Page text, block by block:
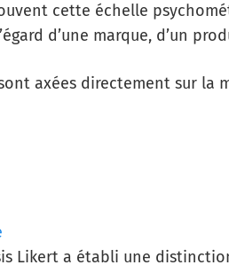
cette échelle
d’une marque, d’un
axées directement sur la
Likert a établi une